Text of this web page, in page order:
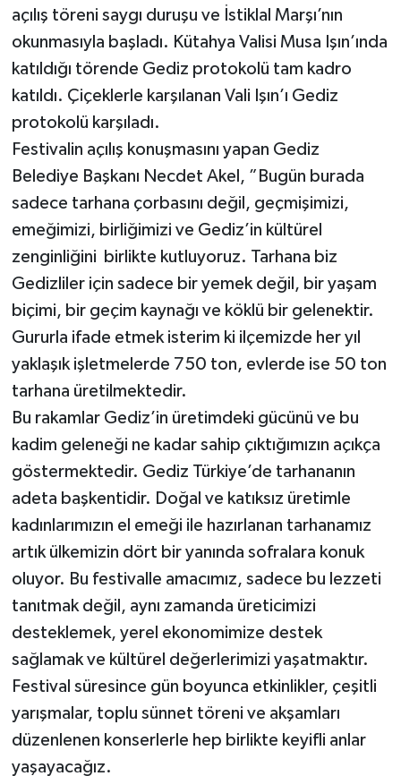
açılış töreni saygı duruşu ve İstiklal Marşı’nın
okunmasıyla başladı. Kütahya Valisi Musa Işın’ında
katıldığı törende Gediz protokolü tam kadro
katıldı. Çiçeklerle karşılanan Vali Işın’ı Gediz
protokolü karşıladı.
Festivalin açılış konuşmasını yapan Gediz
Belediye Başkanı Necdet Akel, ”Bugün burada
sadece tarhana çorbasını değil, geçmişimizi,
emeğimizi, birliğimizi ve Gediz’in kültürel
zenginliğini birlikte kutluyoruz. Tarhana biz
Gedizliler için sadece bir yemek değil, bir yaşam
biçimi, bir geçim kaynağı ve köklü bir gelenektir.
Gururla ifade etmek isterim ki ilçemizde her yıl
yaklaşık işletmelerde 750 ton, evlerde ise 50 ton
tarhana üretilmektedir.
Bu rakamlar Gediz’in üretimdeki gücünü ve bu
kadim geleneği ne kadar sahip çıktığımızın açıkça
göstermektedir. Gediz Türkiye’de tarhananın
adeta başkentidir. Doğal ve katıksız üretimle
kadınlarımızın el emeği ile hazırlanan tarhanamız
artık ülkemizin dört bir yanında sofralara konuk
oluyor. Bu festivalle amacımız, sadece bu lezzeti
tanıtmak değil, aynı zamanda üreticimizi
desteklemek, yerel ekonomimize destek
sağlamak ve kültürel değerlerimizi yaşatmaktır.
Festival süresince gün boyunca etkinlikler, çeşitli
yarışmalar, toplu sünnet töreni ve akşamları
düzenlenen konserlerle hep birlikte keyifli anlar
yaşayacağız.